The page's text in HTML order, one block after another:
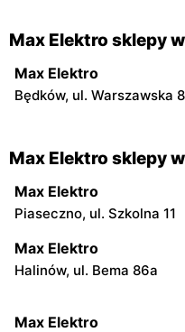
Max Elektro sklepy
Max Elektro
Będków, ul. Warszawska 8
Max Elektro sklepy
Max Elektro
Piaseczno, ul. Szkolna 11
Max Elektro
Halinów, ul. Bema 86a
Max Elektro